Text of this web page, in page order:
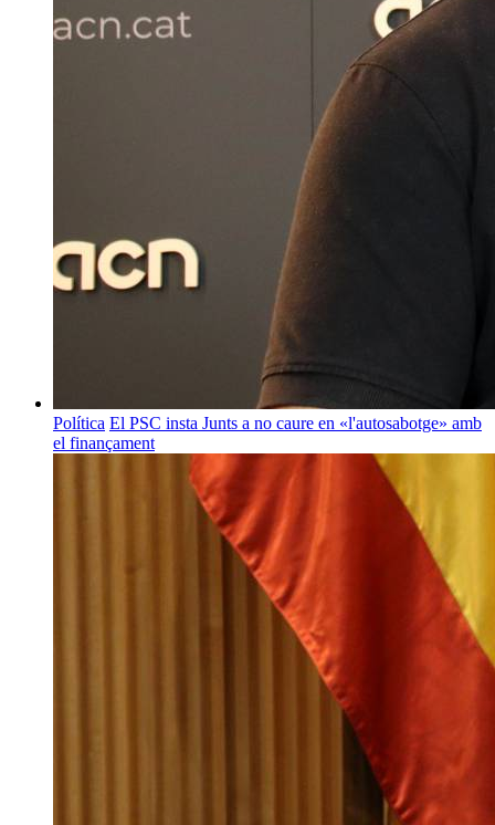
Política El PSC insta Junts a no caure en «l'autosabotge» amb
el finançament